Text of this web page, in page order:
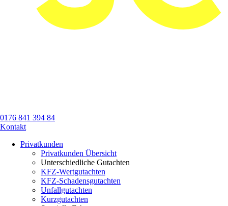
0176 841 394 84
Kontakt
Privatkunden
Privatkunden Übersicht
Unterschiedliche Gutachten
KFZ-Wertgutachten
KFZ-Schadensgutachten
Unfallgutachten
Kurzgutachten